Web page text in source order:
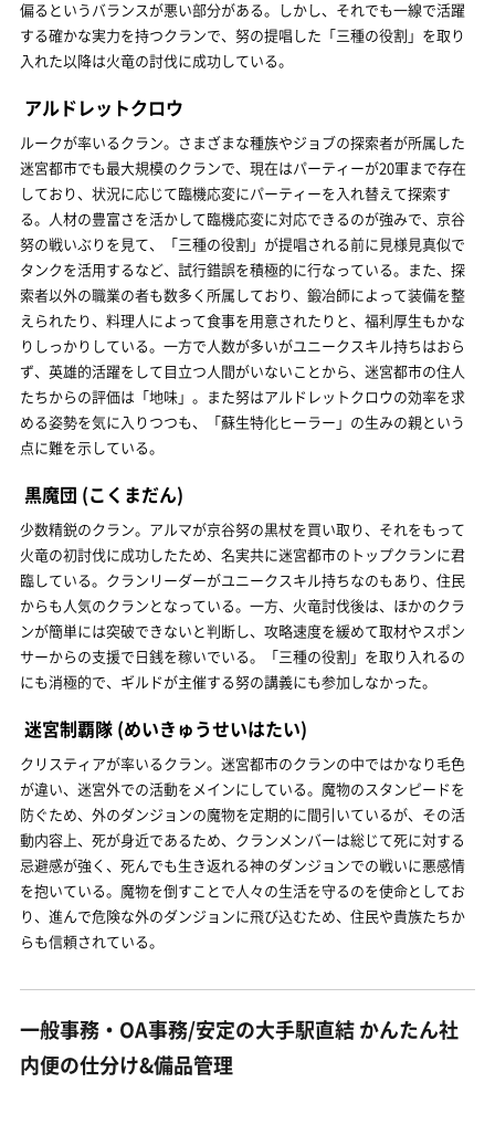
偏るというバランスが悪い部分がある。しかし、それでも一線で活躍
する確かな実力を持つクランで、努の提唱した「三種の役割」を取り
入れた以降は火竜の討伐に成功している。
アルドレットクロウ
ルークが率いるクラン。さまざまな種族やジョブの探索者が所属した
迷宮都市でも最大規模のクランで、現在はパーティーが20軍まで存在
しており、状況に応じて臨機応変にパーティーを入れ替えて探索す
る。人材の豊富さを活かして臨機応変に対応できるのが強みで、京谷
努の戦いぶりを見て、「三種の役割」が提唱される前に見様見真似で
タンクを活用するなど、試行錯誤を積極的に行なっている。また、探
索者以外の職業の者も数多く所属しており、鍛冶師によって装備を整
えられたり、料理人によって食事を用意されたりと、福利厚生もかな
りしっかりしている。一方で人数が多いがユニークスキル持ちはおら
ず、英雄的活躍をして目立つ人間がいないことから、迷宮都市の住人
たちからの評価は「地味」。また努はアルドレットクロウの効率を求
める姿勢を気に入りつつも、「蘇生特化ヒーラー」の生みの親という
点に難を示している。
黒魔団 (こくまだん)
少数精鋭のクラン。アルマが京谷努の黒杖を買い取り、それをもって
火竜の初討伐に成功したため、名実共に迷宮都市のトップクランに君
臨している。クランリーダーがユニークスキル持ちなのもあり、住民
からも人気のクランとなっている。一方、火竜討伐後は、ほかのクラ
ンが簡単には突破できないと判断し、攻略速度を緩めて取材やスポン
サーからの支援で日銭を稼いでいる。「三種の役割」を取り入れるの
にも消極的で、ギルドが主催する努の講義にも参加しなかった。
迷宮制覇隊 (めいきゅうせいはたい)
クリスティアが率いるクラン。迷宮都市のクランの中ではかなり毛色
が違い、迷宮外での活動をメインにしている。魔物のスタンピードを
防ぐため、外のダンジョンの魔物を定期的に間引いているが、その活
動内容上、死が身近であるため、クランメンバーは総じて死に対する
忌避感が強く、死んでも生き返れる神のダンジョンでの戦いに悪感情
を抱いている。魔物を倒すことで人々の生活を守るのを使命としてお
り、進んで危険な外のダンジョンに飛び込むため、住民や貴族たちか
らも信頼されている。
一般事務・OA事務/安定の大手駅直結 かんたん社
内便の仕分け&備品管理